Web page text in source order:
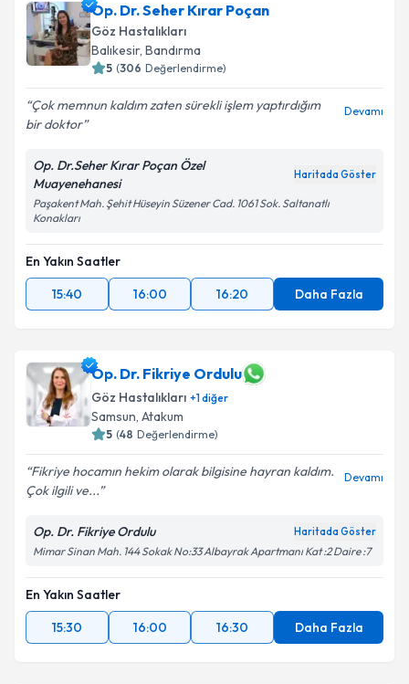
Op. Dr. Seher Kırar Poçan
Göz Hastalıkları
Balıkesir, Bandırma
5 (306 Değerlendirme)
Çok memnun kaldım zaten sürekli işlem yaptırdığım
bir doktor
Devamı
Op. Dr.Seher Kırar Poçan Özel
Muayenehanesi
Haritada Göster
Paşakent Mah. Şehit Hüseyin Süzener Cad. 1061 Sok. Saltanatlı
Konakları
En Yakın Saatler
15:40
16:00 16:20 Daha Fazla
Op. Dr. Fikriye Ordulu
Göz Hastalıkları +1diğer
Samsun, Atakum
5 (48 Değerlendirme)
Fikriye hocamın hekim olarak bilgisine hayran kaldım.
Çok ilgili ve...
Devamı
Op. Dr. Fikriye Ordulu Haritada Göster
Mimar Sinan Mah. 144 Sokak No:33 Albayrak Apartmanı Kat :2 Daire :7
En Yakın Saatler
15:30
16:00 16:30 Daha Fazla